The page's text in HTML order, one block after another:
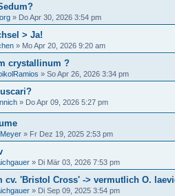
» Do Apr 30, 2026 3:54 pm
> Ja!
» Mo Apr 20, 2026 9:20 am
crystallinum ?
» So Apr 26, 2026 3:34 pm
» Do Apr 09, 2026 5:27 pm
» Fr Dez 19, 2025 2:53 pm
» Di Mär 03, 2026 7:53 pm
cv. 'Bristol Cross' -> vermutlich O.
» Di Sep 09, 2025 3:54 pm